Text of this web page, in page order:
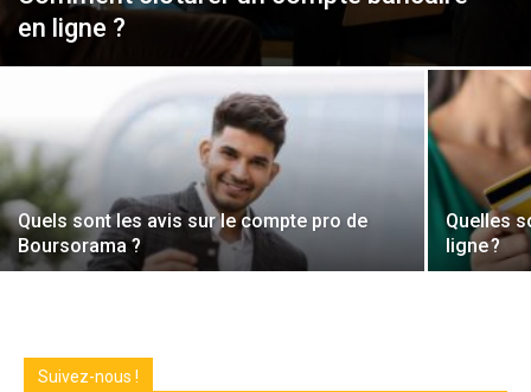
en ligne ?
Quels sont les avis sur le compte pro de
Boursorama ?
Quelles
ligne ?
Suivez-nous !